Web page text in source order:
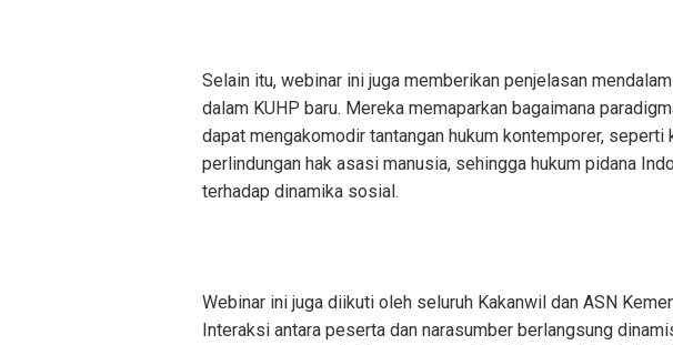
Selain itu, webinar ini juga memberikan penjelasan
dalam KUHP baru. Mereka memaparkan bagaimana
dapat mengakomodir tantangan hukum kontemporer, seperti
perlindungan hak asasi manusia, sehingga hukum pidana
terhadap dinamika sosial.
Webinar ini juga diikuti oleh seluruh Kakanwil dan ASN
Interaksi antara peserta dan narasumber berlangsung